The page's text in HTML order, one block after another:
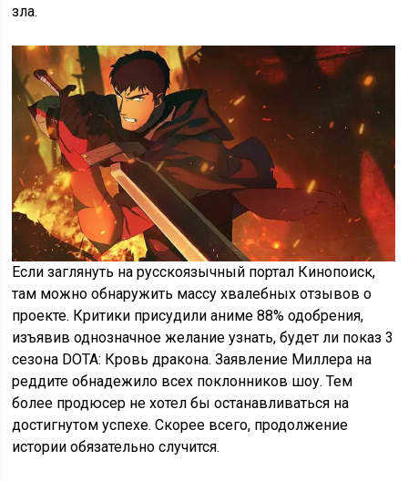
зла.
Если заглянуть на русскоязычный портал Кинопоиск,
там можно обнаружить массу хвалебных отзывов о
проекте. Критики присудили аниме 88% одобрения,
изъявив однозначное желание узнать, будет ли показ 3
сезона DOTA: Кровь дракона. Заявление Миллера на
реддите обнадежило всех поклонников шоу. Тем
более продюсер не хотел бы останавливаться на
достигнутом успехе. Скорее всего, продолжение
истории обязательно случится.